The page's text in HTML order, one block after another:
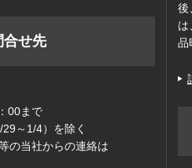
合せ先
00まで
～1/4）を除く
の当社からの連絡は
後
は
品